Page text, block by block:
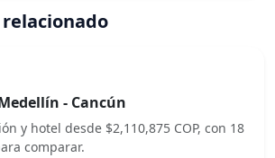
- Cancún
y hotel desde $2,110,875 COP, con 18
comparar.